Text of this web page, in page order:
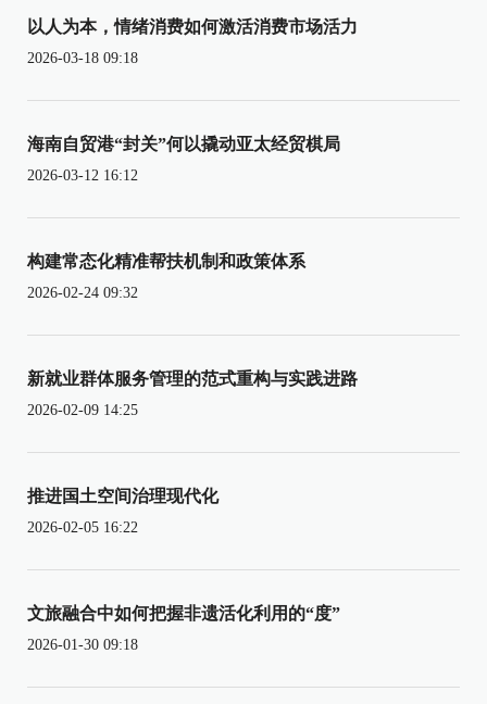
以人为本，情绪消费如何激活消费市场活力
2026-03-18 09:18
海南自贸港“封关”何以撬动亚太经贸棋局
2026-03-12 16:12
构建常态化精准帮扶机制和政策体系
2026-02-24 09:32
新就业群体服务管理的范式重构与实践进路
2026-02-09 14:25
推进国土空间治理现代化
2026-02-05 16:22
文旅融合中如何把握非遗活化利用的“度”
2026-01-30 09:18